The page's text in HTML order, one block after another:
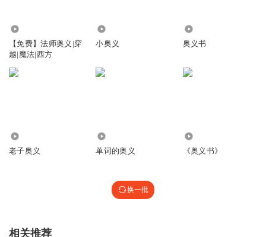
【免费】法师奥义|穿
越|魔法|西方
小奥义 奥义书
老子奥义 单词的奥义 《奥义书》
换一批
相关推荐